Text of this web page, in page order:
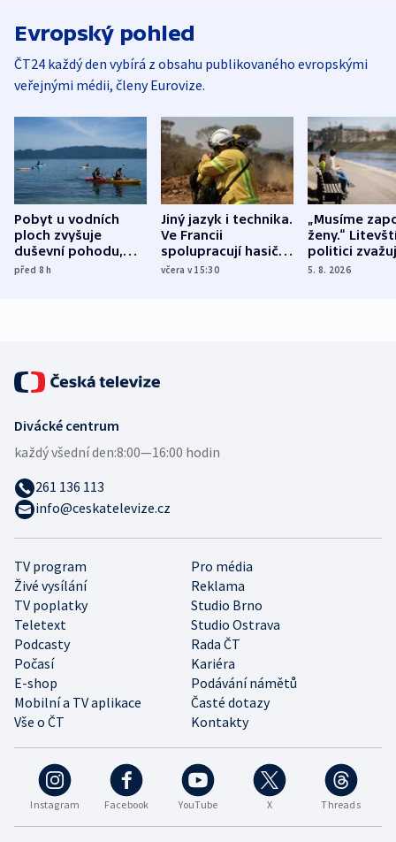
Evropský pohled
ČT24 každý den vybírá z obsahu publikovaného evropskými
veřejnými médii, členy Eurovize.
Pobyt u vodních
ploch zvyšuje
duševní pohodu,
ukázala
před 8h
Jiný jazyk i technika.
Ve Francii
spolupracují hasiči z
různých zemí
včera v 15:30
„Musíme
ženy.“
politici
dohodu o
5. 8. 2026
Instagram Facebook YouTube X Threads
TV program
Pro média
Živé vysílání
Reklama
TV poplatky
Studio Brno
Teletext
Studio Ostrava
Podcasty
Rada ČT
Počasí
Kariéra
E-shop
Podávání námětů
Mobilní a TV aplikace
Časté dotazy
Vše o ČT
Kontakty
Divácké centrum
každý všední den:8:00—16:00 hodin
261 136 113
info@ceskatelevize.cz